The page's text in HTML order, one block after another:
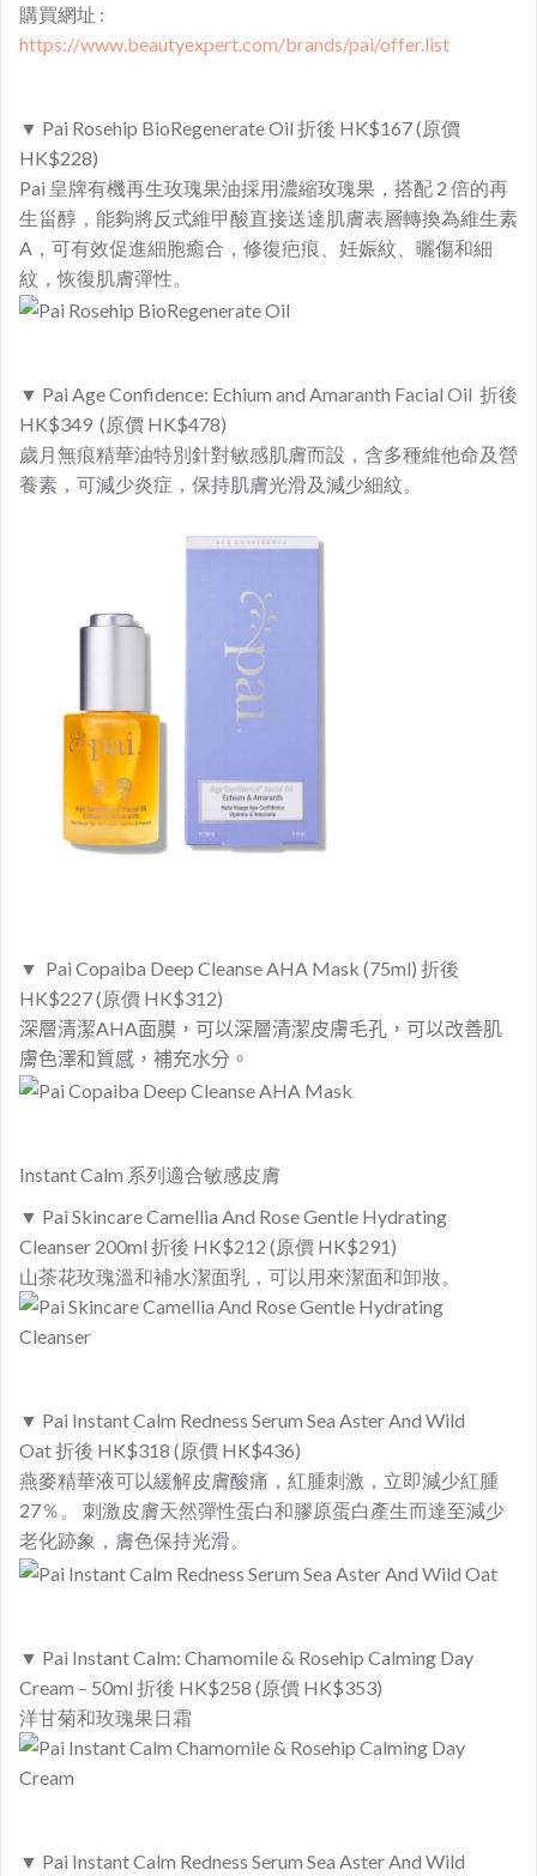
購買網址 :
https://www.beautyexpert.com/brands/pai/offer.list
▼ Pai Rosehip BioRegenerate Oil 折後 HK$167 (原價
HK$228)
Pai 皇牌有機再生玫瑰果油採用濃縮玫瑰果，搭配 2 倍的再
生甾醇，能夠將反式維甲酸直接送達肌膚表層轉換為維生素
A，可有效促進細胞癒合，修復疤痕、妊娠紋、曬傷和細
紋，恢復肌膚彈性。
▼ Pai Age Confidence: Echium and Amaranth Facial Oil 折後
HK$349 (原價 HK$478)
歲月無痕精華油特別針對敏感肌膚而設，含多種維他命及營
養素，可減少炎症，保持肌膚光滑及減少細紋。
▼ Pai Copaiba Deep Cleanse AHA Mask (75ml) 折後
HK$227 (原價 HK$312)
深層清潔AHA面膜， 可以深層清潔皮膚毛孔，可以改善肌
膚色澤和質感，補充水分。
Instant Calm 系列適合敏感皮膚
▼ Pai Skincare Camellia And Rose Gentle Hydrating
Cleanser 200ml 折後 HK$212 (原價 HK$291)
山茶花玫瑰溫和補水潔面乳，可以用來潔面和卸妝。
▼ Pai Instant Calm Redness Serum Sea Aster And Wild
Oat 折後 HK$318 (原價 HK$436)
燕麥精華液可以緩解皮膚酸痛，紅腫刺激，立即減少紅腫
27％。 刺激皮膚天然彈性蛋白和膠原蛋白產生而達至減少
老化跡象，膚色保持光滑。
▼ Pai Instant Calm: Chamomile & Rosehip Calming Day
Cream – 50ml 折後 HK$258 (原價 HK$353)
洋甘菊和玫瑰果日霜
▼ Pai Instant Calm Redness Serum Sea Aster And Wild